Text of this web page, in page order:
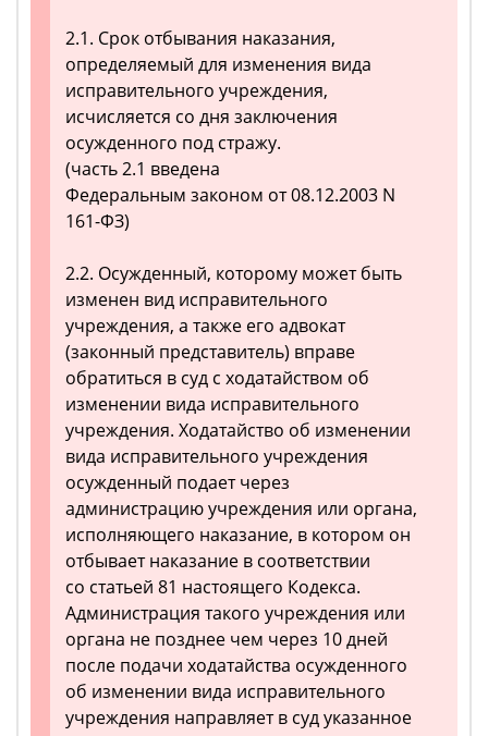
2.1. Срок отбывания наказания,
определяемый для изменения вида
исправительного учреждения,
исчисляется со дня заключения
осужденного под стражу.
(часть 2.1 введена
Федеральным законом от 08.12.2003 N
161-ФЗ)
2.2. Осужденный, которому может быть
изменен вид исправительного
учреждения, а также его адвокат
(законный представитель) вправе
обратиться в суд с ходатайством об
изменении вида исправительного
учреждения. Ходатайство об изменении
вида исправительного учреждения
осужденный подает через
администрацию учреждения или органа,
исполняющего наказание, в котором он
отбывает наказание в соответствии
со статьей 81 настоящего Кодекса.
Администрация такого учреждения или
органа не позднее чем через 10 дней
после подачи ходатайства осужденного
об изменении вида исправительного
учреждения направляет в суд указанное